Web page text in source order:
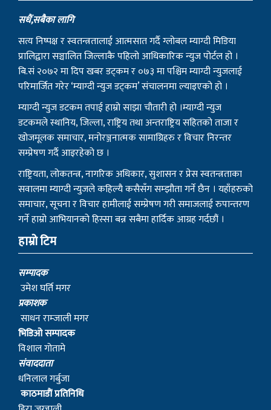
सधैं,सबैका लागि
सत्य निष्पक्ष र स्वतन्त्रतालाई आत्मसात गर्दै ग्लोबल म्याग्दी मिडिया
प्रालिद्वारा सञ्चालित जिल्लाकै पहिलो आधिकारिक न्युज पोर्टल हो ।
बि.सं २०७२ मा दिप खबर डट्कम र ०७३ मा पश्चिम म्याग्दी न्युजलाई
परिमार्जित गरेर ‘म्याग्दी न्युज डट्कम’ संचालनमा ल्याइएको हो ।
म्याग्दी न्युज डटकम तपाई हाम्रो साझा चौतारी हो ।म्याग्दी न्युज
डटकमले स्थानिय, जिल्ला, राष्ट्रिय तथा अन्तराष्ट्रिय सहितको ताजा र
खोजमूलक समाचार, मनोरञ्जनात्मक सामाग्रिहरु र विचार निरन्तर
सम्प्रेषण गर्दै आइरहेको छ ।
राष्ट्रियता, लोकतन्त्र, नागरिक अधिकार, सुशासन र प्रेस स्वतन्त्रताका
सवालमा म्याग्दी न्युजले कहिल्यै कसैसँग सम्झौता गर्ने छैन । यहाँहरुको
समाचार, सूचना र विचार हामीलाई सम्प्रेषण गरी समाजलाई रुपान्तरण
गर्ने हाम्रो आभियानको हिस्सा बन्न सबैमा हार्दिक आग्रह गर्दछौं ।
हाम्रो टिम
सम्पादक
उमेश घर्ति मगर
प्रकाशक
साधन राम्जाली मगर
भिडिओ सम्पादक
विशाल गोतामे
स‌ंवाददाता
धनिलाल गर्बुजा
काठमाडाैं प्रतिनिधि